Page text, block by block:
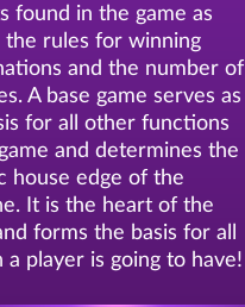
found in the game as
the rules for winning
and the number of
A base game serves as
for all other functions
and determines the
house edge of the
It is the heart of the
forms the basis for all
a player is going to have!